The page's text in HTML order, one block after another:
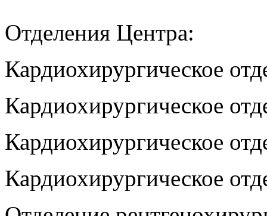
Отделения Центра:
Кардиохирургическое
Кардиохирургическое
Кардиохирургическое
Кардиохирургическое